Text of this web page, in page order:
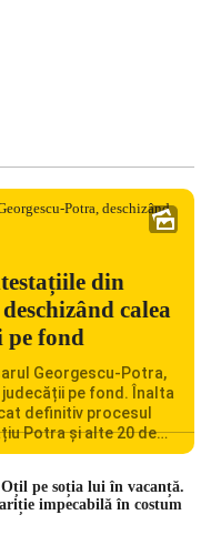
din
calea
pe fond
Georgescu-Potra,
pe fond. Înalta
definitiv procesul
Potra și alte 20 de
împotriva
camera preliminară,
[…]pe soția lui în vacanță.
impecabilă în costum